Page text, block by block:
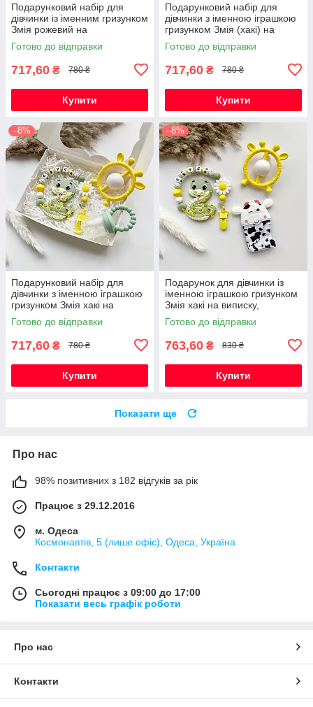
Подарунковий набір для
дівчинки із іменним гризунком
Змія рожевий на
народження, хрестини,
виписку, півроку
Готово до відправки
717,60 ₴ 780 ₴
Купити
Подарунковий набір для
дівчинки з іменною іграшкою
гризунком Змія (хакі) на
виписку, хрестини, півроку
Готово до відправки
717,60 ₴ 780 ₴
Купити
–8%
Подарунковий набір для
дівчинки з іменною іграшкою
гризунком Змія хакі на
виписку, хрестини, півроку
Готово до відправки
717,60 ₴ 780 ₴
Купити
–8%
Подарунок для дівчинки із
іменною іграшкою гризунком
Змія хакі на виписку,
хрестини, півроку,
народження
Готово до відправки
763,60 ₴ 830 ₴
Купити
Показати ще
Про нас
98% позитивних з 182 відгуків за рік
Працює з 29.12.2016
м. Одеса
Космонавтів, 5 (лише офіс), Одеса, Україна
Контакти
Сьогодні працює з 09:00 до 17:00
Показати весь графік роботи
Про нас
Контакти